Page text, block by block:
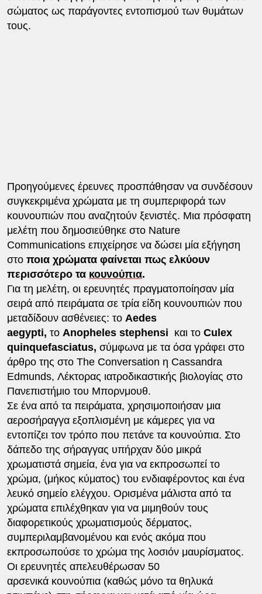
σώματος ως παράγοντες εντοπισμού των θυμάτων
τους.
Προηγούμενες έρευνες προσπάθησαν να συνδέσουν
συγκεκριμένα χρώματα με τη συμπεριφορά των
κουνουπιών που αναζητούν ξενιστές. Μια πρόσφατη
μελέτη που δημοσιεύθηκε στο Nature
Communications επιχείρησε να δώσει μία εξήγηση
στο ποια χρώματα φαίνεται πως ελκύουν
περισσότερο τα κουνούπια.
Για τη μελέτη, οι ερευνητές πραγματοποίησαν μία
σειρά από πειράματα σε τρία είδη κουνουπιών που
μεταδίδουν ασθένειες: το Aedes
aegypti, το Anopheles stephensi και το Culex
quinquefasciatus, σύμφωνα με τα όσα γράφει στο
άρθρο της στο The Conversation η Cassandra
Edmunds, Λέκτορας ιατροδικαστικής βιολογίας στο
Πανεπιστήμιο του Μπορνμουθ.
Σε ένα από τα πειράματα, χρησιμοποιήσαν μια
αεροσήραγγα εξοπλισμένη με κάμερες για να
εντοπίζει τον τρόπο που πετάνε τα κουνούπια. Στο
δάπεδο της σήραγγας υπήρχαν δύο μικρά
χρωματιστά σημεία, ένα για να εκπροσωπεί το
χρώμα, (μήκος κύματος) του ενδιαφέροντος και ένα
λευκό σημείο ελέγχου. Ορισμένα μάλιστα από τα
χρώματα επιλέχθηκαν για να μιμηθούν τους
διαφορετικούς χρωματισμούς δέρματος,
συμπεριλαμβανομένου και ενός ακόμα που
εκπροσωπούσε το χρώμα της λοσιόν μαυρίσματος.
Οι ερευνητές απελευθέρωσαν 50
αρσενικά κουνούπια (καθώς μόνο τα θηλυκά